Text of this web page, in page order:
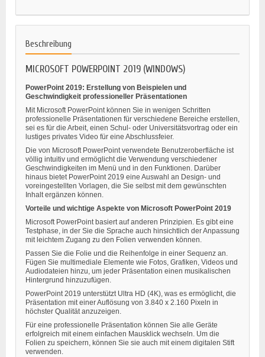
Beschreibung
MICROSOFT POWERPOINT 2019 (WINDOWS)
PowerPoint 2019: Erstellung von Beispielen und
Geschwindigkeit professioneller Präsentationen
Mit Microsoft PowerPoint können Sie in wenigen Schritten
professionelle Präsentationen für verschiedene Bereiche erstellen,
sei es für die Arbeit, einen Schul- oder Universitätsvortrag oder ein
lustiges privates Video für eine Abschlussfeier.
Die von Microsoft PowerPoint verwendete Benutzeroberfläche ist
völlig intuitiv und ermöglicht die Verwendung verschiedener
Geschwindigkeiten im Menü und in den Funktionen. Darüber
hinaus bietet PowerPoint 2019 eine Auswahl an Design- und
voreingestellten Vorlagen, die Sie selbst mit dem gewünschten
Inhalt ergänzen können.
Vorteile und wichtige Aspekte von Microsoft PowerPoint 2019
Microsoft PowerPoint basiert auf anderen Prinzipien. Es gibt eine
Testphase, in der Sie die Sprache auch hinsichtlich der Anpassung
mit leichtem Zugang zu den Folien verwenden können.
Passen Sie die Folie und die Reihenfolge in einer Sequenz an.
Fügen Sie multimediale Elemente wie Fotos, Grafiken, Videos und
Audiodateien hinzu, um jeder Präsentation einen musikalischen
Hintergrund hinzuzufügen.
PowerPoint 2019 unterstützt Ultra HD (4K), was es ermöglicht, die
Präsentation mit einer Auflösung von 3.840 x 2.160 Pixeln in
höchster Qualität anzuzeigen.
Für eine professionelle Präsentation können Sie alle Geräte
erfolgreich mit einem einfachen Mausklick wechseln. Um die
Folien zu speichern, können Sie sie auch mit einem digitalen Stift
verwenden.